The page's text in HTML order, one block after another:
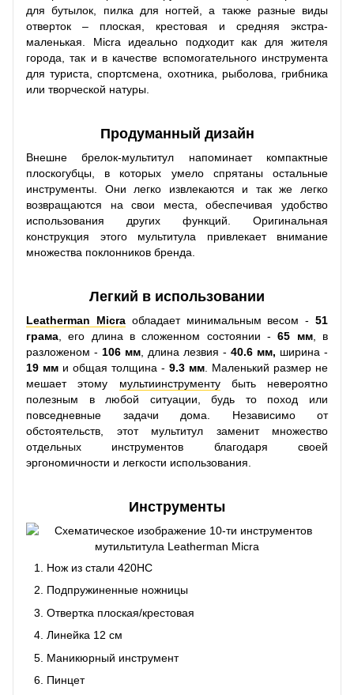
для бутылок, пилка для ногтей, а также разные виды
отверток – плоская, крестовая и средняя экстра-
маленькая. Micra идеально подходит как для жителя
города, так и в качестве вспомогательного инструмента
для туриста, спортсмена, охотника, рыболова, грибника
или творческой натуры.
Продуманный дизайн
Внешне брелок-мультитул напоминает компактные
плоскогубцы, в которых умело спрятаны остальные
инструменты. Они легко извлекаются и так же легко
возвращаются на свои места, обеспечивая удобство
использования других функций. Оригинальная
конструкция этого мультитула привлекает внимание
множества поклонников бренда.
Легкий в использовании
Leatherman Micraобладает минимальным весом -51
грама , его длина в сложенном состоянии -65 мм, в
разложеном - 106 мм , длина лезвия - 40.6 мм, ширина -
19 мм и общая толщина - 9.3 мм . Маленький размер не
мешает этому мультиинструментубыть невероятно
полезным в любой ситуации, будь то поход или
повседневные задачи дома. Независимо от
обстоятельств, этот мультитул заменит множество
отдельных инструментов благодаря своей
эргономичности и легкости использования.
Инструменты
Нож из стали 420HC
Подпружиненные ножницы
Отвертка плоская/крестовая
Линейка 12 см
Маникюрный инструмент
Пинцет